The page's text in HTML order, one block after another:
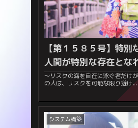
【第１５８５号】特
人間が特別な存在とな
～リスクの海を自在に泳ぐ者だけが
の人は、リスクを可能な限り避け...
システム構築